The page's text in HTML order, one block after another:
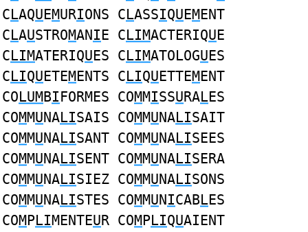
CLAQUEMURIONS CLASSIQUEMENT
CLAUSTROMANIE CLIMACTERIQUE
CLIMATERIQUES CLIMATOLOGUES
CLIQUETEMENTS CLIQUETTEMENT
COLUMBIFORMES COMMISSURALES
COMMUNALISAIS COMMUNALISAIT
COMMUNALISANT COMMUNALISEES
COMMUNALISENT COMMUNALISERA
COMMUNALISIEZ COMMUNALISONS
COMMUNALISTES COMMUNICABLES
COMPLIMENTEUR COMPLIQUAIENT